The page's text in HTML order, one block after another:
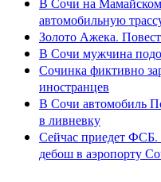
автомобильную
Золото Ажека.
В Сочи мужчина
Сочинка фиктивно
иностранцев
В Сочи автомобиль
в ливневку
Сейчас приедет ФСБ.
дебош в аэропорту